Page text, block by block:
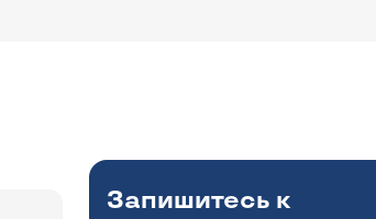
Запишитесь к